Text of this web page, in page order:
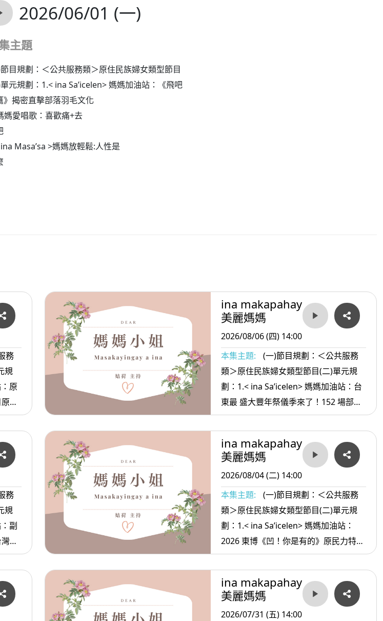
2026/06/01 (一)
主題
目規劃：＜公共服務類＞原住民族婦女類型節目
元規劃：1.< ina Sa’icelen> 媽媽加油站：《飛吧
》揭密直擊部落羽毛文化
媽愛唱歌：喜歡痛+去
Masa’sa >媽媽放輕鬆:人性是
務
規
原
住
ina makapahay
美麗媽媽
2026/08/06 (四) 14:00
本集主題:
(一)節目規劃：＜公共服務
類＞原住民族婦女類型節目(二)單元規
劃：1.< ina Sa’icelen> 媽媽加油站：台
東最 盛大豐年祭儀季來了！152 場部落
活動接力與東博同步開跑 2. <ina
oradiw> 媽媽愛唱歌：他的日子+勇敢
3.< ina Masa’sa >媽媽放輕鬆:情緒穩定
的方法
務
規
副
ina makapahay
美麗媽媽
2026/08/04 (二) 14:00
本集主題:
(一)節目規劃：＜公共服務
類＞原住民族婦女類型節目(二)單元規
劃：1.< ina Sa’icelen> 媽媽加油站：
2026 東博《凹！你是有的》原民力特展
用AI音樂 與共創席捲台東夏天 2. <ina
oradiw> 媽媽愛唱歌：你是誰的孩子+聚
會歌 3.< ina Masa’sa >媽媽放輕鬆:夫 妻
之間對話很重要
ina makapahay
美麗媽媽
2026/07/31 (五) 14:00